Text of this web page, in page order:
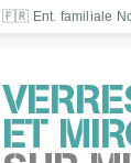
🇫🇷 Ent. familiale